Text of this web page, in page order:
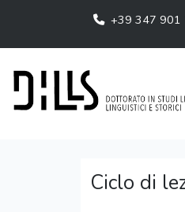
+39 347 901
Ciclo di